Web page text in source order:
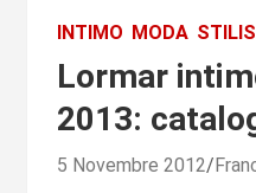
INTIMO MODA
Lormar
2013:
5 Novembre 2012